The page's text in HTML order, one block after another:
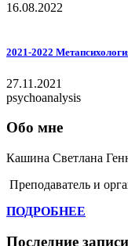
16.08.2022
2021-2022
27.11.2021
psychoanalysis
Обо мне
Кашина Светлана
Преподаватель и
ПОДРОБНЕЕ
Последние записи